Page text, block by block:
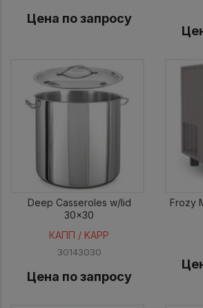
Цена по запросу
Deep Casseroles w/lid
30x30
КАПП / KAPP
30143030
Цена по запросу
Frozy